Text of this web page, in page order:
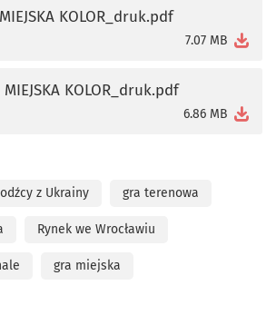
KOLOR_druk.pdf
7.07 MB
MIEJSKA KOLOR_druk.pdf
6.86 MB
z Ukrainy gra terenowa
Rynek we Wrocławiu
gra miejska